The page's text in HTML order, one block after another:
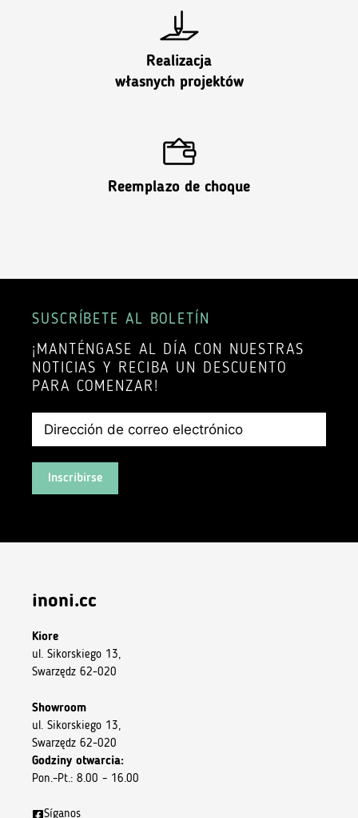
Realizacja
własnych projektów
Reemplazo de choque
SUSCRÍBETE AL BOLETÍN
¡MANTÉNGASE AL DÍA CON NUESTRAS
NOTICIAS Y RECIBA UN DESCUENTO
PARA COMENZAR!
Inscribirse
inoni.cc
Kiore
ul. Sikorskiego 13,
Swarzędz 62-020
Showroom
ul. Sikorskiego 13,
Swarzędz 62-020
Godziny otwarcia:
Pon.–Pt.: 8.00 – 16.00
Síganos